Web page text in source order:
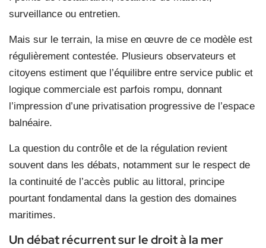
surveillance ou entretien.
Mais sur le terrain, la mise en œuvre de ce modèle est
régulièrement contestée. Plusieurs observateurs et
citoyens estiment que l’équilibre entre service public et
logique commerciale est parfois rompu, donnant
l’impression d’une privatisation progressive de l’espace
balnéaire.
La question du contrôle et de la régulation revient
souvent dans les débats, notamment sur le respect de
la continuité de l’accès public au littoral, principe
pourtant fondamental dans la gestion des domaines
maritimes.
Un débat récurrent sur le droit à la mer